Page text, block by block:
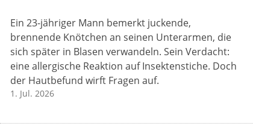
Ein 23-jähriger Mann bemerkt juckende,
brennende Knötchen an seinen Unterarmen, die
sich später in Blasen verwandeln. Sein Verdacht:
eine allergische Reaktion auf Insektenstiche. Doch
der Hautbefund wirft Fragen auf.
1. Jul. 2026